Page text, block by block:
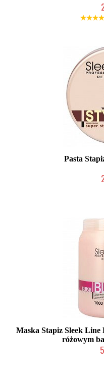
Duża
Pasta
Maska Stapiz Sleek Line
różowym